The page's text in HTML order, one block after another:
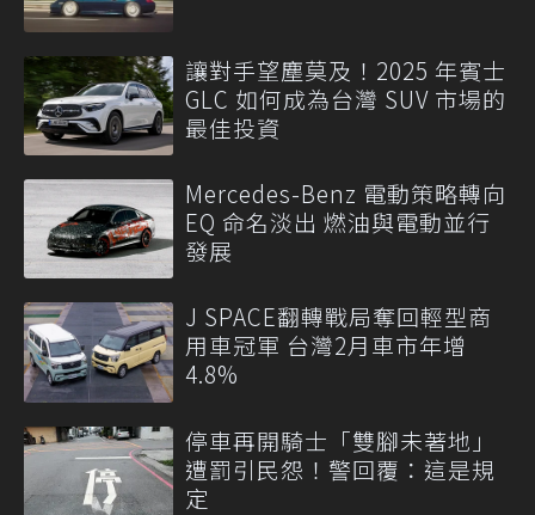
讓對手望塵莫及！2025 年賓士
GLC 如何成為台灣 SUV 市場的
最佳投資
Mercedes-Benz 電動策略轉向
EQ 命名淡出 燃油與電動並行
發展
J SPACE翻轉戰局奪回輕型商
用車冠軍 台灣2月車市年增
4.8%
停車再開騎士「雙腳未著地」
遭罰引民怨！警回覆：這是規
定